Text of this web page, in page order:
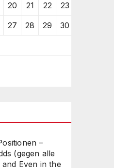
20 21 22 23
27 28 29 30
–
(gegen alle
Even in the